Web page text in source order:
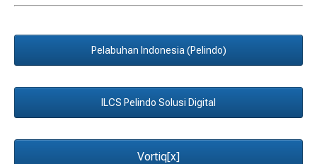
Pelabuhan Indonesia (Pelindo)
ILCS Pelindo Solusi Digital
Vortiq[x]